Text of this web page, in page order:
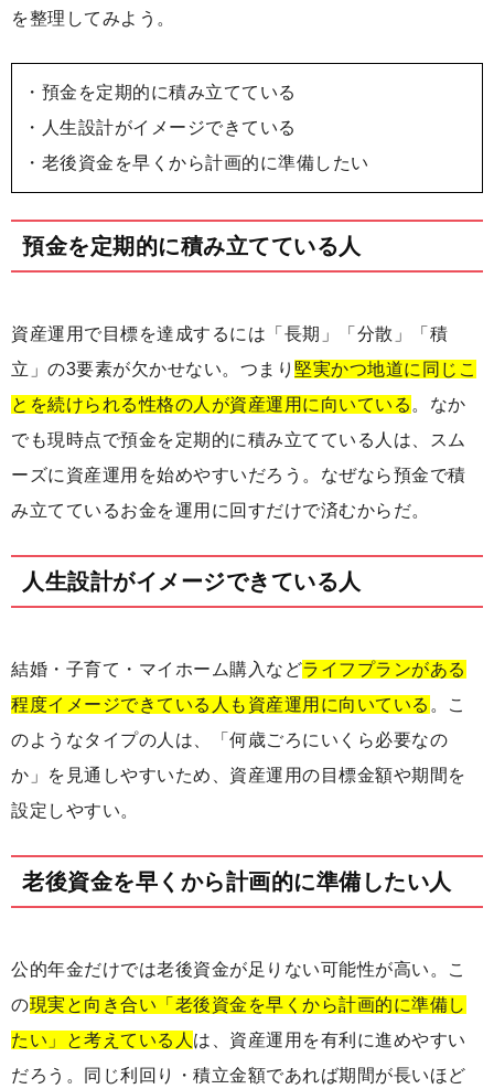
を整理してみよう。
・預金を定期的に積み立てている
・人生設計がイメージできている
・老後資金を早くから計画的に準備したい
預金を定期的に積み立てている人
資産運用で目標を達成するには「長期」「分散」「積
立」の3要素が欠かせない。つまり 堅実かつ地道に同じこ
とを続けられる性格の人が資産運用に向いている 。なか
でも現時点で預金を定期的に積み立てている人は、スム
ーズに資産運用を始めやすいだろう。なぜなら預金で積
み立てているお金を運用に回すだけで済むからだ。
人生設計がイメージできている人
結婚・子育て・マイホーム購入などライフプランがある
程度イメージできている人も資産運用に向いている 。こ
のようなタイプの人は、「何歳ごろにいくら必要なの
か」を見通しやすいため、資産運用の目標金額や期間を
設定しやすい。
老後資金を早くから計画的に準備したい人
公的年金だけでは老後資金が足りない可能性が高い。こ
の現実と向き合い「老後資金を早くから計画的に準備し
たい」と考えている人 は、資産運用を有利に進めやすい
だろう。同じ利回り・積立金額であれば期間が長いほど